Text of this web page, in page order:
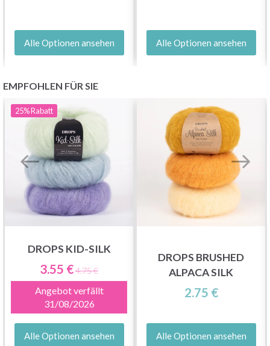
Alle Optionen ansehen Alle Optionen ansehen
EMPFOHLEN FÜR SIE
25%Rabatt
DROPS KID-SILK
3.55 €4.75 €
Angebot verfällt
31/08/2026
Alle Optionen ansehen
DROPS BRUSHED
ALPACA SILK
2.75 €
Alle Optionen ansehen